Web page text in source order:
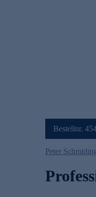
Bestellnr.
Peter